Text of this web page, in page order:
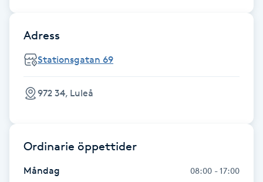
Fransrengöring
Frekvensterapi
Friskvård
Frisör
Adress
Stationsgatan 69
972 34, Luleå
Ordinarie öppettider
Måndag 08:00 - 17:00